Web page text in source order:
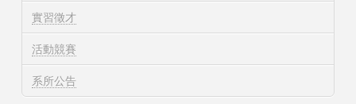
實習徵才
活動競賽
系所公告